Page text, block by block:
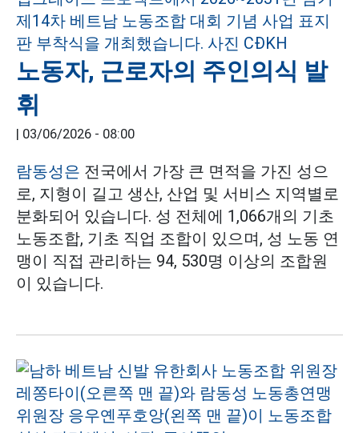
노동자, 근로자의 주인의식 발
휘
| 03/06/2026 - 08:00
람동성은 전국에서 가장 큰 면적을 가진 성으
로, 지형이 길고 생산, 산업 및 서비스 지역별로
분화되어 있습니다. 성 전체에 1,066개의 기초
노동조합, 기초 직업 조합이 있으며, 성 노동 연
맹이 직접 관리하는 94, 530명 이상의 조합원
이 있습니다.